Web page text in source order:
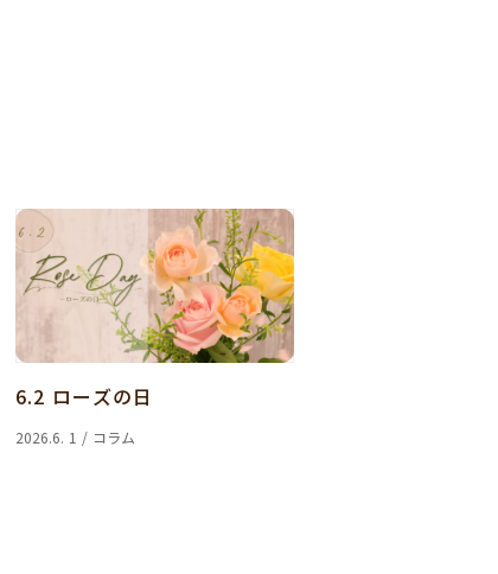
6.2 ローズの日
2026.6. 1 / コラム